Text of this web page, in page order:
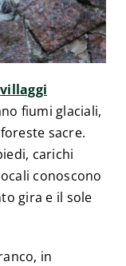
villaggi
fiumi glaciali,
sacre.
carichi
conoscono
gira e il sole
in